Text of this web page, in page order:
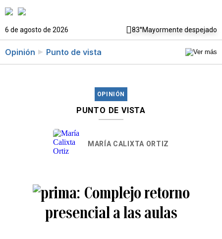
6 de agosto de 2026 83°Mayormente despejado
Opinión Punto de vista
OPINIÓN
PUNTO DE VISTA
MARÍA CALIXTA ORTIZ
Complejo retorno
presencial a las aulas